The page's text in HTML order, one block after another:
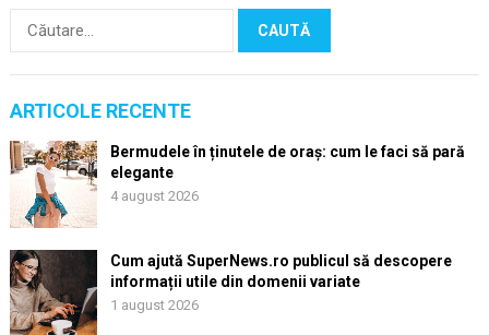
Caută
ARTICOLE RECENTE
Bermudele în ținutele de oraș: cum le faci să pară
elegante
4 august 2026
Cum ajută SuperNews.ro publicul să descopere
informații utile din domenii variate
1 august 2026